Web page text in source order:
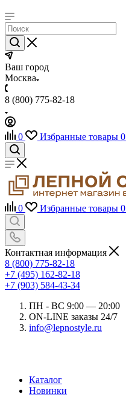
Ваш город
Москва
8 (800) 775-82-18
0 Избранные товары 0
0 Избранные товары 0
Контактная информация
8 (800) 775-82-18
+7 (495) 162-82-18
+7 (903) 584-43-34
ПН - ВС 9:00 — 20:00
ON-LINE заказы 24/7
info@lepnostyle.ru
Каталог
Новинки